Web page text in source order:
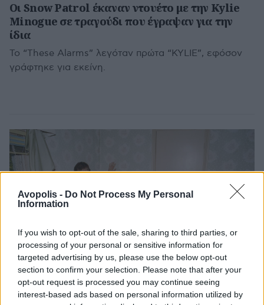
Avopolis - Do Not Process My Personal
Information
If you wish to opt-out of the sale, sharing to third parties, or
processing of your personal or sensitive information for
targeted advertising by us, please use the below opt-out
section to confirm your selection. Please note that after your
opt-out request is processed you may continue seeing
interest-based ads based on personal information utilized by
Οι Snow Patrol έκαναν ντουέτο με την Kylie
Minogue σε τραγούδι που έγραψαν για την
ίδια
Το “These Alarms” λεγόταν πρώτα “KYLIE”, εφόσον
γράφτηκε για εκείνη.